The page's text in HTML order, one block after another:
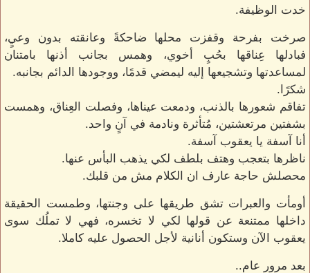
خدت الوظيفة.
صرخت بفرحة وقفزت محلها ضاحكةً وعانقته بدون وعيٍ،
فبادلها عِناقها بحُبٍ أخوي، وهمس بجانب أذنها بامتنان
لمساعدتها وتشجيعها إليه ليمضي قدمًا، ووجودها الدائم بجانبه.
شكرًا.
تفاقم شعورها بالذنب، ودمعت عيناها، وفصلت العِناق، وهمست
بشفتين مرتعشتين، مُتأثرة ونادمة في آنٍ واحد.
أنا آسفة يا يعقوب آسفة.
ناظرها بتعجب وهتف بلطف لكي يذهب البأس عنها.
محصلش حاجة عارف ان الكلام مش من قلبك.
أومأت والعبرات تشق طريقها على وجنتها، وطمست الحقيقة
داخلها ممتنعة عن قولها لكي لا تخسره، فهي لا تملُك سوى
يعقوب الآن وستكون أنانية لأجل الحصول عليه كاملا.
بعد مرور عام..